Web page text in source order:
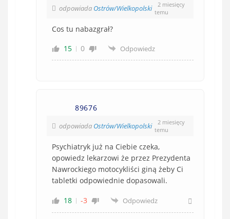
odpowiada Ostrów/Wielkopolski
2 miesięcy
temu
Cos tu nabazgrał?
15
0 Odpowiedz
89676
odpowiada Ostrów/Wielkopolski
2 miesięcy
temu
Psychiatryk już na Ciebie czeka,
opowiedz lekarzowi że przez Prezydenta
Nawrockiego motocykliści giną żeby Ci
tabletki odpowiednie dopasowali.
18 -3 Odpowiedz